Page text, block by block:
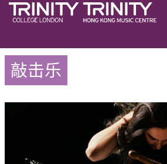
敲击乐